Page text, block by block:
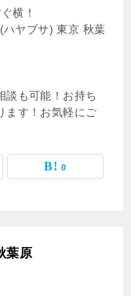
横！
ヤブサ) 東京 秋葉
談も可能！お持ち
ます！お気軽にご
0
葉原